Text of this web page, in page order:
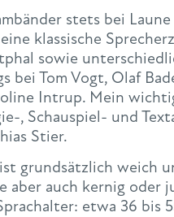
stets bei
klassische
sowie
bei Tom Vogt, Olaf
Intrup. Mein
, Schauspiel- und
Stier.
grundsätzlich weich
aber auch kernig oder
etwa 36 bis